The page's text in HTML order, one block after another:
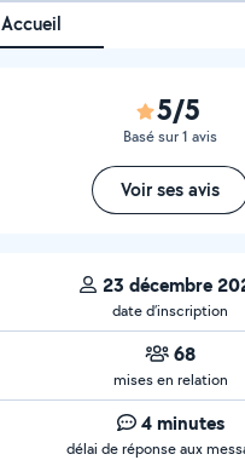
Accueil
5/5
Basé sur 1 avis
Voir ses avis
23 décembre
date d’inscription
68
mises en relation
4 minutes
délai de réponse aux